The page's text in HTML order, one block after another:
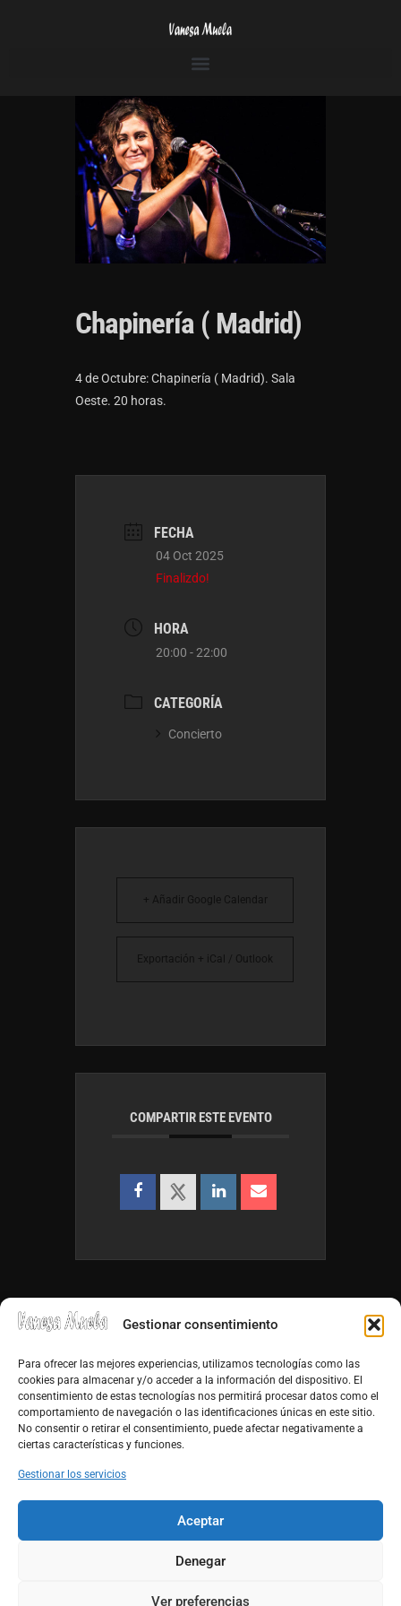
Gestionar consentimiento
Para ofrecer las mejores experiencias, utilizamos tecnologías como las
cookies para almacenar y/o acceder a la información del dispositivo. El
consentimiento de estas tecnologías nos permitirá procesar datos como el
comportamiento de navegación o las identificaciones únicas en este sitio.
No consentir o retirar el consentimiento, puede afectar negativamente a
ciertas características y funciones.
Gestionar los servicios
Aceptar
Denegar
Ver preferencias
Chapinería ( Madrid)
4 de Octubre: Chapinería ( Madrid). Sala
Oeste. 20 horas.
FECHA
04 Oct 2025
Finalizdo!
HORA
20:00 - 22:00
CATEGORÍA
Concierto
+ Añadir Google Calendar
Exportación + iCal / Outlook
COMPARTIR ESTE EVENTO
info@vanesamuela.es
Tfno. 659 813 899
Youtube